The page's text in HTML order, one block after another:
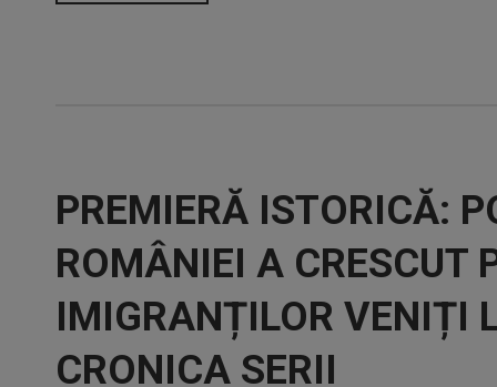
PREMIERĂ ISTORICĂ:
ROMÂNIEI A CRESCUT
IMIGRANȚILOR VENIȚI
CRONICA SERII